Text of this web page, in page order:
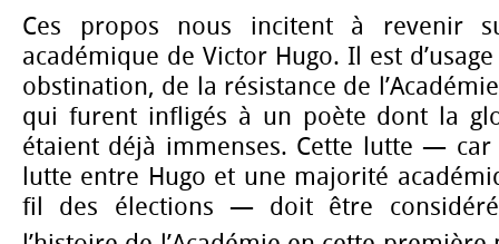
Ces propos nous incitent à revenir
académique de Victor Hugo. Il est
obstination, de la résistance de
qui furent infligés à un poète dont la
étaient déjà immenses. Cette lutte —
lutte entre Hugo et une majorité
fil des élections — doit être